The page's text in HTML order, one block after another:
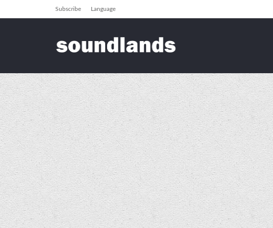
Subscribe Language
seindiroedd Portfolio Digwyddiadau Seiniau ar gyfer Tŷ Gwag Post Premonition